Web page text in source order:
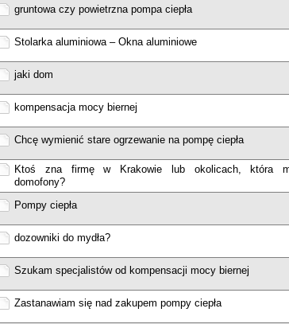
gruntowa czy powietrzna pompa ciepła
Stolarka aluminiowa – Okna aluminiowe
jaki dom
kompensacja mocy biernej
Chcę wymienić stare ogrzewanie na pompę ciepła
Ktoś zna firmę w Krakowie lub okolicach, która
domofony?
Pompy ciepła
dozowniki do mydła?
Szukam specjalistów od kompensacji mocy biernej
Zastanawiam się nad zakupem pompy ciepła